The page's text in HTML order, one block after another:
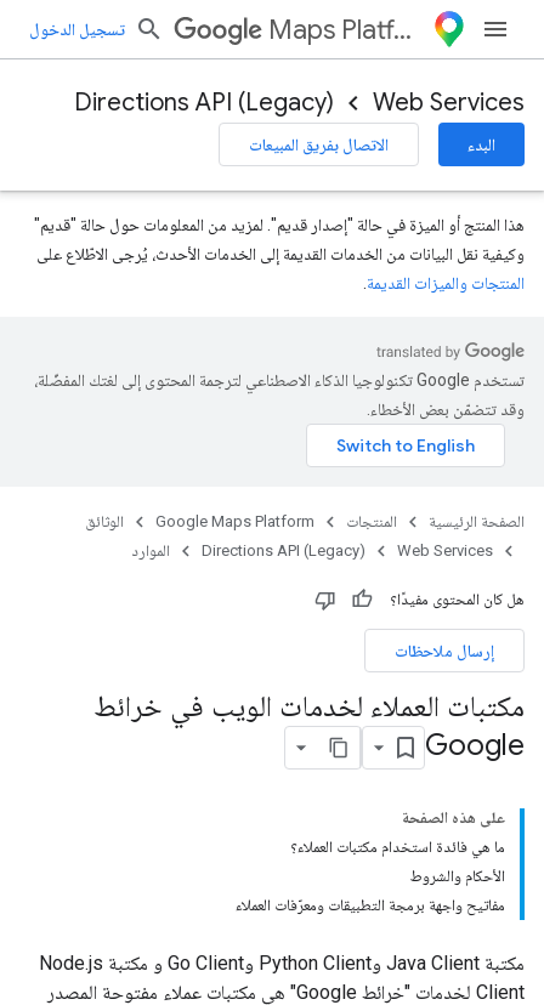
Maps Platform تسجيل الدخول
Web Services
Directions API (Legacy)
البدء الاتصال بفريق المبيعات
هذا المنتج أو الميزة في حالة "إصدار قديم". لمزيد من المعلومات حول حالة "قديم"
وكيفية نقل البيانات من الخدمات القديمة إلى الخدمات الأحدث، يُرجى الاطّلاع على
المنتجات والميزات القديمة
تستخدم Google تكنولوجيا الذكاء الاصطناعي لترجمة المحتوى إلى لغتك المفضّلة،
وقد تتضمّن بعض الأخطاء.
الصفحة الرئيسية المنتجات Google Maps Platform
الوثائق
Web Services
Directions API (Legacy) الموارد
هل كان المحتوى مفيدًا؟
إرسال ملاحظات
مكتبات العملاء لخدمات الويب في خرائط
Google
على هذه الصفحة
ما هي فائدة استخدام مكتبات العملاء؟
الأحكام والشروط
مفاتيح واجهة برمجة التطبيقات ومعرّفات العملاء
مكتبة Java Client وPython Client وGo Client و مكتبة Node.js
Client لخدمات "خرائط Google" هي مكتبات عملاء مفتوحة المصدر